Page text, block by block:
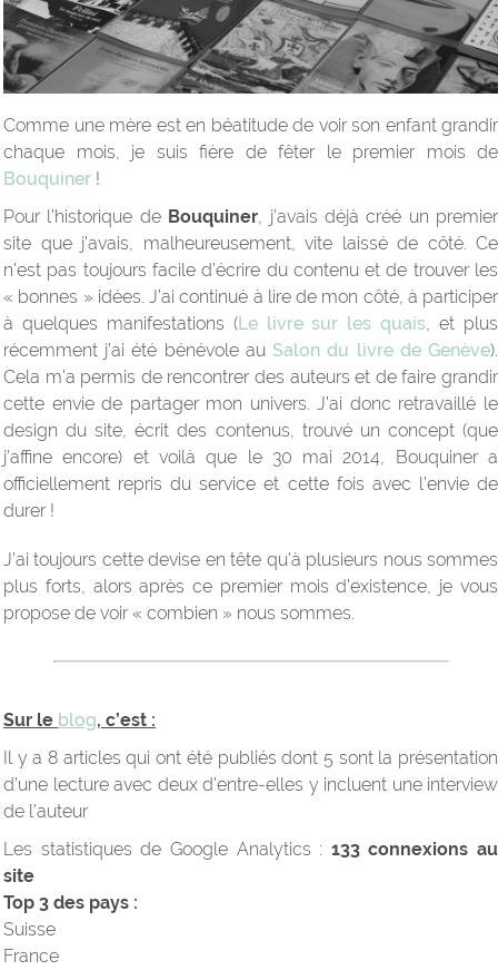
Comme une mère est en béatitude de voir son enfant grandir
chaque mois, je suis fière de fêter le premier mois de
Bouquiner !
Pour l’historique de Bouquiner , j’avais déjà créé un premier
site que j’avais, malheureusement, vite laissé de côté. Ce
n’est pas toujours facile d’écrire du contenu et de trouver les
« bonnes » idées. J’ai continué à lire de mon côté, à participer
à quelques manifestations (Le livre sur les quais , et plus
récemment j’ai été bénévole auSalon du livre de Genève).
Cela m’a permis de rencontrer des auteurs et de faire grandir
cette envie de partager mon univers. J’ai donc retravaillé le
design du site, écrit des contenus, trouvé un concept (que
j’affine encore) et voilà que le 30 mai 2014, Bouquiner a
officiellement repris du service et cette fois avec l’envie de
durer !
J’ai toujours cette devise en tête qu’à plusieurs nous sommes
plus forts, alors après ce premier mois d’existence, je vous
propose de voir « combien » nous sommes.
Sur le blog, c’est :
Il y a 8 articles qui ont été publiés dont 5 sont la présentation
d’une lecture avec deux d’entre-elles y incluent une interview
de l’auteur
Les statistiques de Google Analytics : 133 connexions au
site
Top 3 des pays :
Suisse
France